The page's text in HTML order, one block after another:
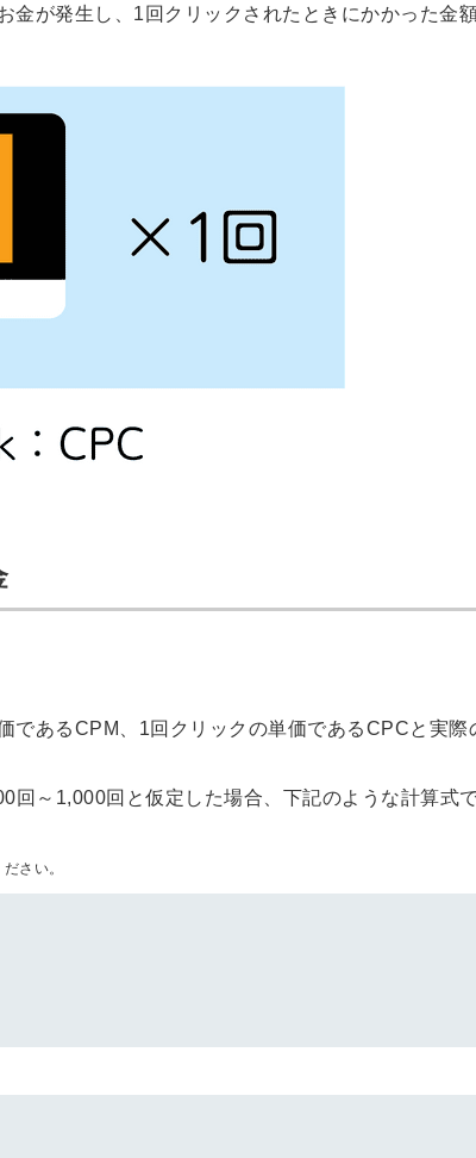
金が発生し、1回クリックされたときにかかった金
であるCPM、1回クリックの単価であるCPCと実際
回～1,000回と仮定した場合、下記のような計算式
さい。
という経営者や採
信してまいりま